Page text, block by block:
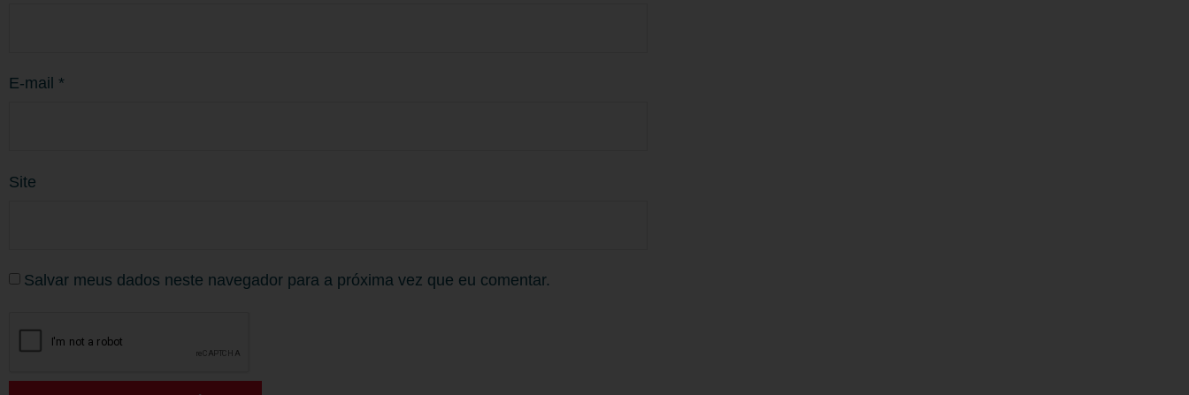
E-mail *
Site
Salvar meus dados neste navegador para a próxima vez que eu comentar.